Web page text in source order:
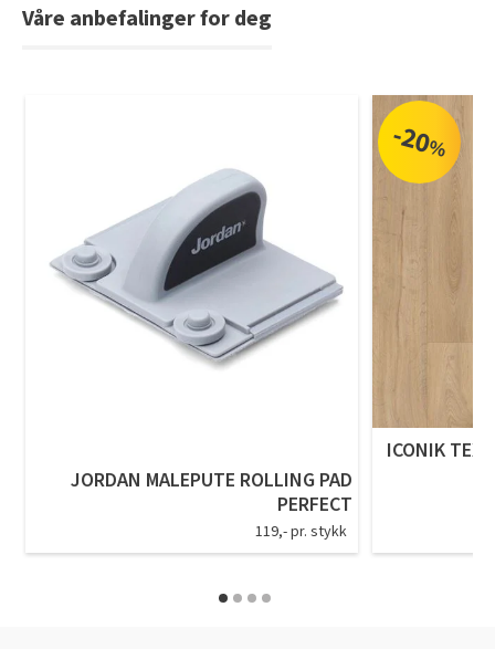
Våre anbefalinger for deg
JORDAN MALEPUTE ROLLING PAD
PERFECT
119,- pr. stykk
-20%
ICONIK